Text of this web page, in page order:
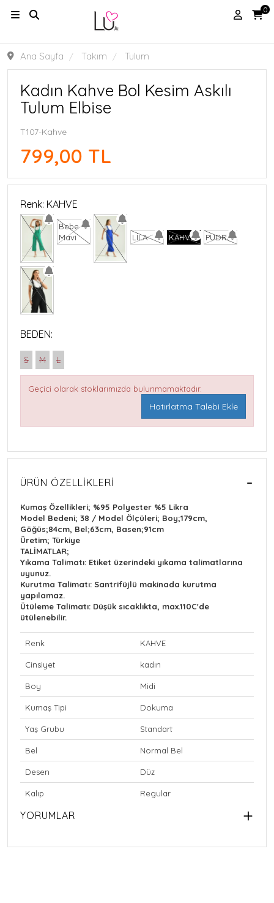
0
Ana Sayfa Takım Tulum
Kadın Kahve Bol Kesim Askılı
Tulum Elbise
T107-Kahve
799,00 TL
Renk: KAHVE
Bebe
Mavi
LİLA KAHVE PUDRA
BEDEN:
S M L
Geçici olarak stoklarımızda bulunmamaktadır.
Hatırlatma Talebi Ekle
ÜRÜN ÖZELLIKLERI
Kumaş Özellikleri; %95 Polyester %5 Likra
Model Bedeni; 38 / Model Ölçüleri; Boy;179cm,
Göğüs;84cm, Bel;63cm, Basen;91cm
Üretim; Türkiye
TALİMATLAR;
Yıkama Talimatı: Etiket üzerindeki yıkama talimatlarına
uyunuz.
Kurutma Talimatı: Santrifüjlü makinada kurutma
yapılamaz.
Ütüleme Talimatı: Düşük sıcaklıkta, max.110C'de
ütülenebilir.
Renk KAHVE
Cinsiyet kadın
Boy Midi
Kumaş Tipi Dokuma
Yaş Grubu Standart
Bel Normal Bel
Desen Düz
Kalıp Regular
YORUMLAR